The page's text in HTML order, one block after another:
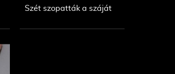
Szét szopatták a száját